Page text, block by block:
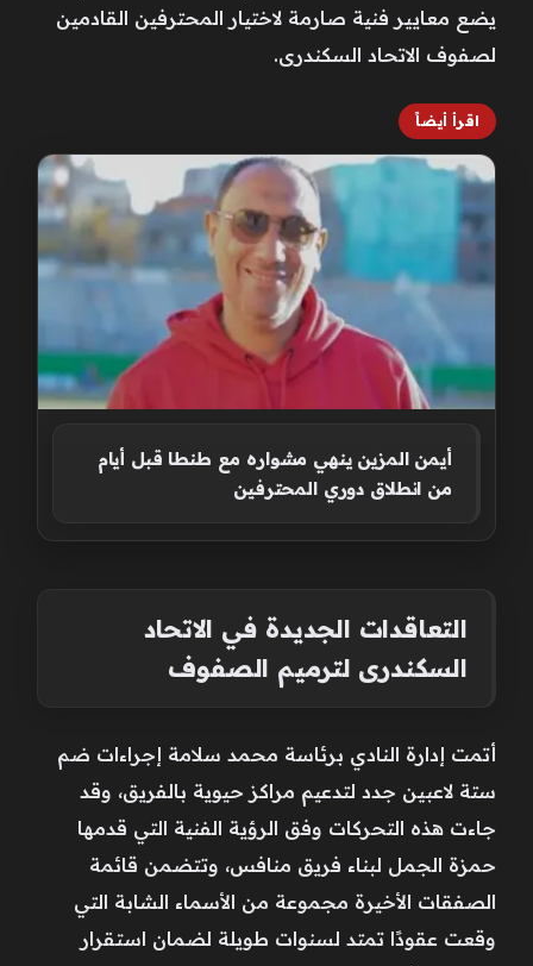
يضع معايير فنية صارمة لاختيار المحترفين القادمين
لصفوف الاتحاد السكندرى.
اقرأ أيضاً
أيمن المزين ينهي مشواره مع طنطا قبل أيام
من انطلاق دوري المحترفين
التعاقدات الجديدة في الاتحاد
السكندرى لترميم الصفوف
أتمت إدارة النادي برئاسة محمد سلامة إجراءات ضم
ستة لاعبين جدد لتدعيم مراكز حيوية بالفريق، وقد
جاءت هذه التحركات وفق الرؤية الفنية التي قدمها
حمزة الجمل لبناء فريق منافس، وتتضمن قائمة
الصفقات الأخيرة مجموعة من الأسماء الشابة التي
وقعت عقودًا تمتد لسنوات طويلة لضمان استقرار